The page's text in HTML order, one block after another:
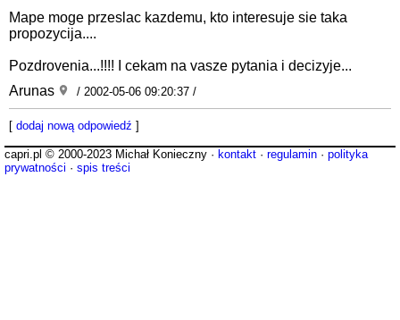
Mape moge przeslac kazdemu, kto interesuje sie taka
propozycija....
Pozdrovenia...!!!! I cekam na vasze pytania i decizyje...
Arunas
/ 2002-05-06 09:20:37 /
[ dodaj nową odpowiedź ]
capri.pl © 2000-2023 Michał Konieczny · kontakt · regulamin · polityka
prywatności · spis treści